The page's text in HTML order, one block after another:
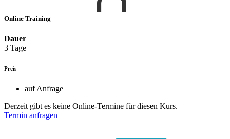
Online Training
Dauer
3 Tage
Preis
auf Anfrage
Derzeit gibt es keine Online-Termine für diesen Kurs.
Termin anfragen